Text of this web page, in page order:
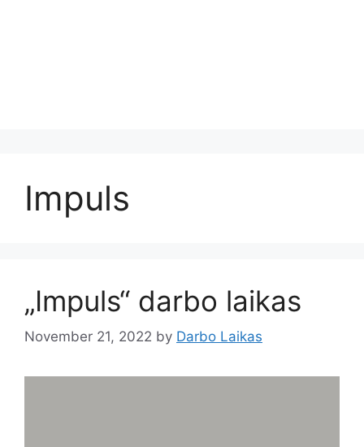
Impuls
„Impuls“ darbo laikas
November 21, 2022 by Darbo Laikas